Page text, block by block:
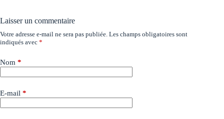
Laisser un commentaire
Votre adresse e-mail ne sera pas publiée. Les champs obligatoires sont
indiqués avec *
Nom *
E-mail *